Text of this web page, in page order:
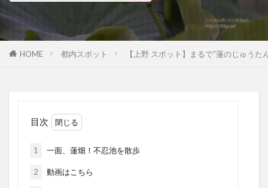
HOME 都内スポット 【上野 スポット】まるで“蓮のじゅう
目次
1 一面、蓮畑！不忍池を散歩
2 動画はこちら